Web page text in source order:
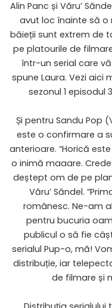
Alin Panc și Văru’
avut loc înainte să o
băieții sunt extrem de
pe platourile de
într-un serial care
spune Laura. Vezi aici
sezonul 1 episodul
Și pentru Sandu Pop
este o confirmare a
anterioare. “Horică
o inimă maaare.
deștept om de pe
Văru’ Săndel.
românesc. Ne-am
pentru bucuria
publicul o să fie
serialul Pup-o, mă!
distribuție, iar
de filmare și